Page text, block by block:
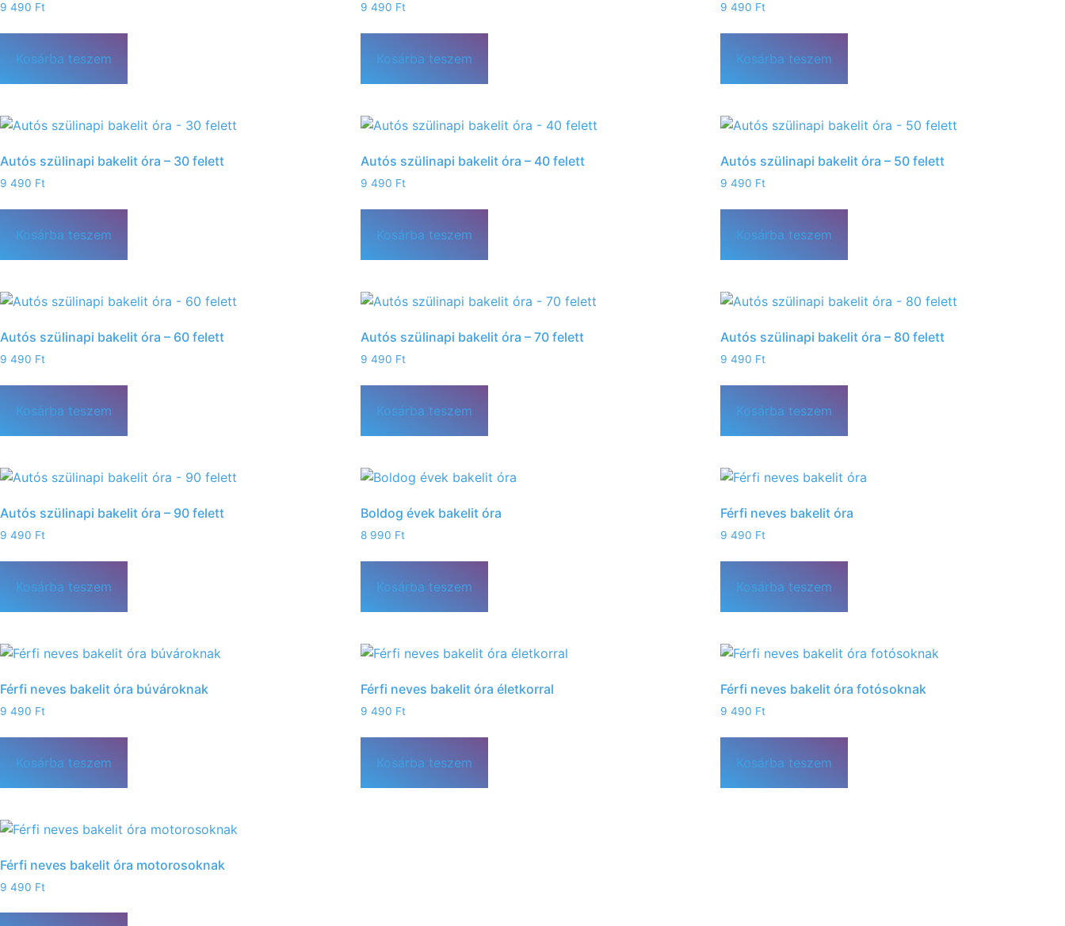
9 490 Ft
Kosárba teszem
9 490 Ft
Kosárba teszem
9 490 Ft
Kosárba teszem
Autós szülinapi bakelit óra – 30 felett
9 490 Ft
Kosárba teszem
Autós szülinapi bakelit óra – 40 felett
9 490 Ft
Kosárba teszem
Autós szülinapi bakelit óra – 50 felett
9 490 Ft
Kosárba teszem
Autós szülinapi bakelit óra – 60 felett
9 490 Ft
Kosárba teszem
Autós szülinapi bakelit óra – 70 felett
9 490 Ft
Kosárba teszem
Autós szülinapi bakelit óra – 80 felett
9 490 Ft
Kosárba teszem
Autós szülinapi bakelit óra – 90 felett
9 490 Ft
Kosárba teszem
Boldog évek bakelit óra
8 990 Ft
Kosárba teszem
Férfi neves bakelit óra
9 490 Ft
Kosárba teszem
Férfi neves bakelit óra búvároknak
9 490 Ft
Kosárba teszem
Férfi neves bakelit óra életkorral
9 490 Ft
Kosárba teszem
Férfi neves bakelit óra fotósoknak
9 490 Ft
Kosárba teszem
Férfi neves bakelit óra motorosoknak
9 490 Ft